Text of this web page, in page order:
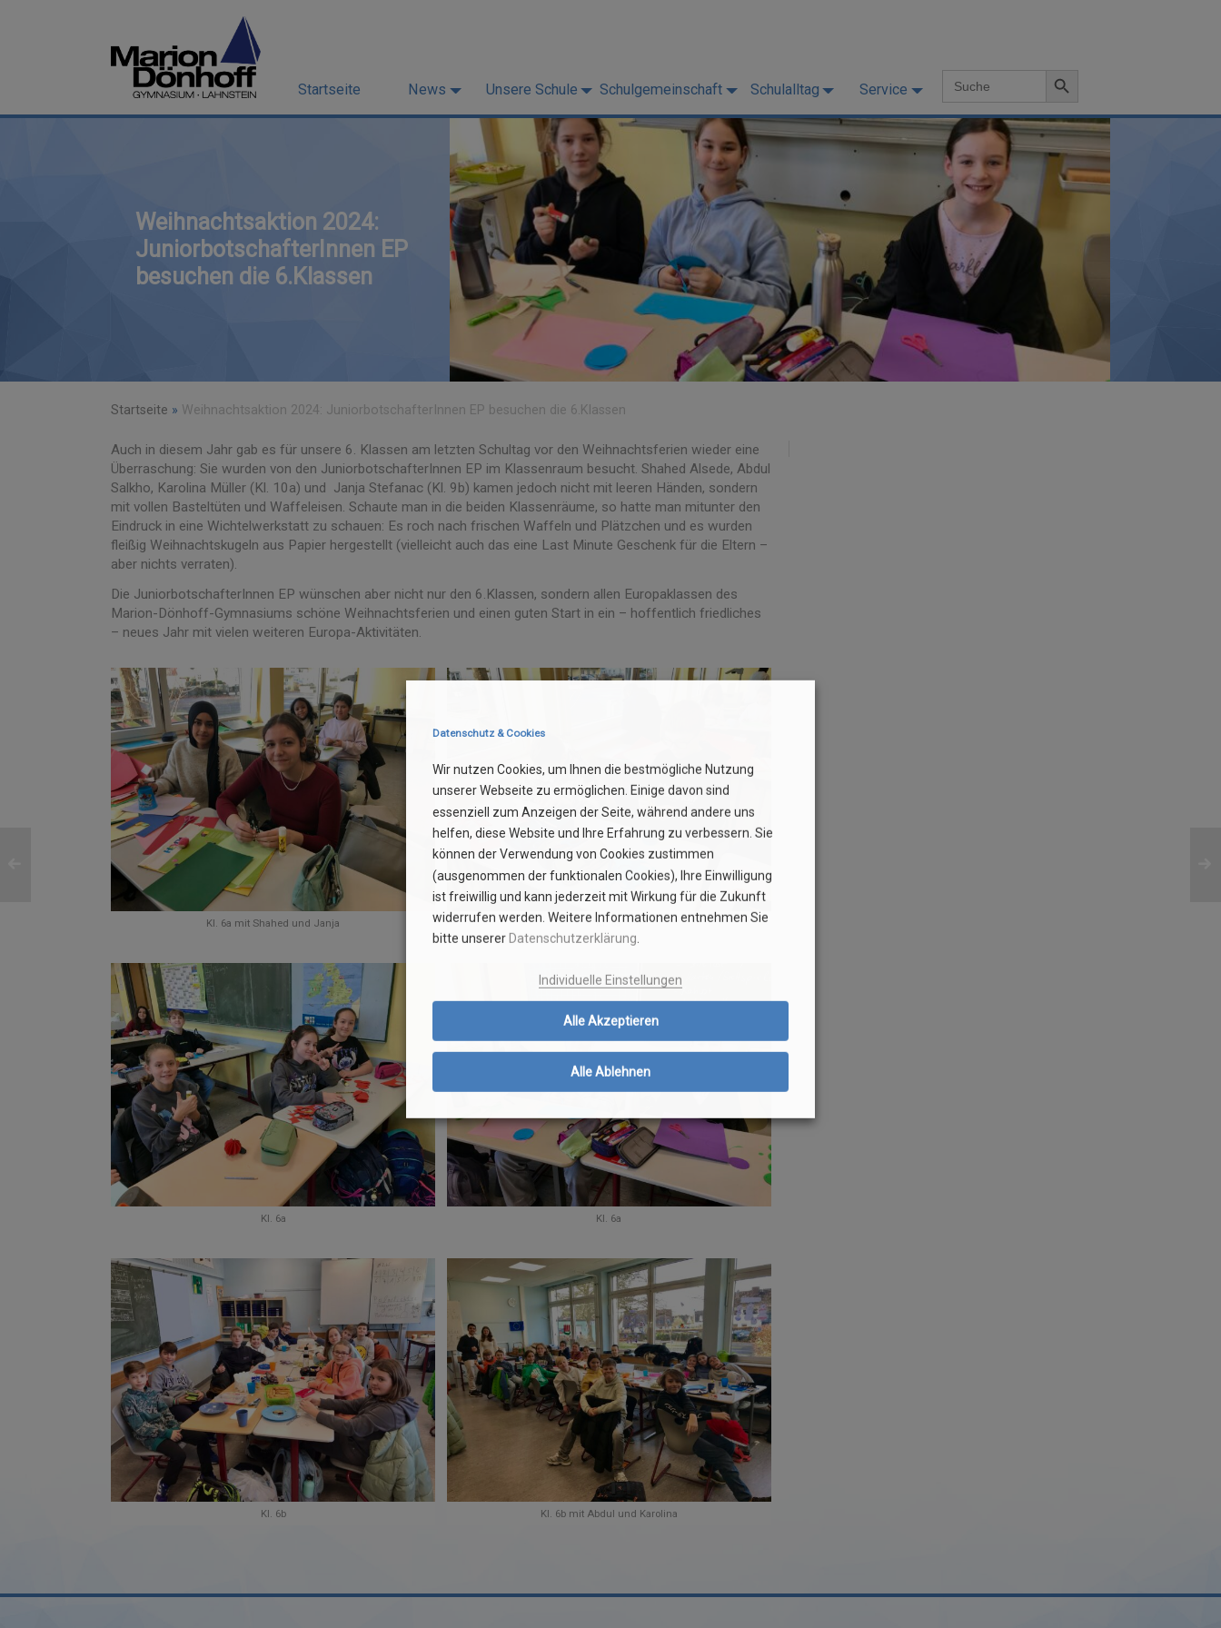
Startseite News Unsere Schule Schulgemeinschaft Schulalltag Service
Search
for:
Search Button
Weihnachtsaktion 2024:
JuniorbotschafterInnen EP
besuchen die 6.Klassen
Startseite » Weihnachtsaktion 2024: JuniorbotschafterInnen EP besuchen die 6.Klassen
Auch in diesem Jahr gab es für unsere 6. Klassen am letzten Schultag vor den Weihnachtsferien wieder eine
Überraschung: Sie wurden von den JuniorbotschafterInnen EP im Klassenraum besucht. Shahed Alsede, Abdul
Salkho, Karolina Müller (Kl. 10a) und Janja Stefanac (Kl. 9b) kamen jedoch nicht mit leeren Händen, sondern
mit vollen Basteltüten und Waffeleisen. Schaute man in die beiden Klassenräume, so hatte man mitunter den
Eindruck in eine Wichtelwerkstatt zu schauen: Es roch nach frischen Waffeln und Plätzchen und es wurden
fleißig Weihnachtskugeln aus Papier hergestellt (vielleicht auch das eine Last Minute Geschenk für die Eltern –
aber nichts verraten).
Die JuniorbotschafterInnen EP wünschen aber nicht nur den 6.Klassen, sondern allen Europaklassen des
Marion-Dönhoff-Gymnasiums schöne Weihnachtsferien und einen guten Start in ein – hoffentlich friedliches
– neues Jahr mit vielen weiteren Europa-Aktivitäten.
Kl. 6a mit Shahed und Janja Kl. 6a
Kl. 6a Kl. 6a
Kl. 6b Kl. 6b mit Abdul und Karolina
Datenschutz & Cookies
Wir nutzen Cookies, um Ihnen die bestmögliche Nutzung
unserer Webseite zu ermöglichen. Einige davon sind
essenziell zum Anzeigen der Seite, während andere uns
helfen, diese Website und Ihre Erfahrung zu verbessern. Sie
können der Verwendung von Cookies zustimmen
(ausgenommen der funktionalen Cookies), Ihre Einwilligung
ist freiwillig und kann jederzeit mit Wirkung für die Zukunft
widerrufen werden. Weitere Informationen entnehmen Sie
bitte unserer Datenschutzerklärung.
Individuelle Einstellungen
Alle Akzeptieren
Alle Ablehnen